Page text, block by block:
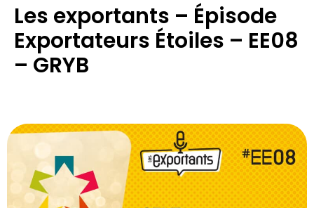
Les exportants – Épisode
Exportateurs Étoiles – EE08
– GRYB